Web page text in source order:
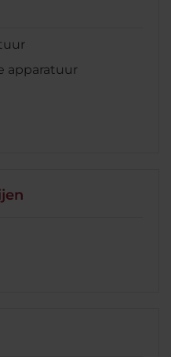
apparatuur